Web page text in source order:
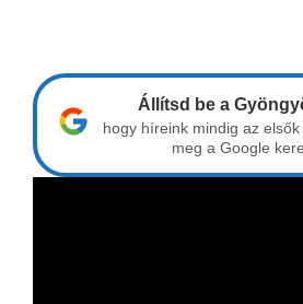
Állítsd be a
hogy híreink mindig az
meg a Google